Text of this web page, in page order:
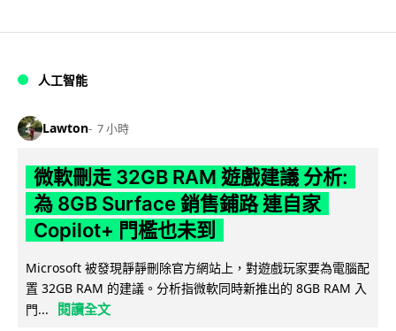
人工智能
Lawton 7 小時
微軟刪走 32GB RAM 遊戲建議 分析:
為 8GB Surface 銷售鋪路 連自家
Copilot+ 門檻也未到
Microsoft 被發現靜靜刪除官方網站上，對遊戲玩家要為電腦配
置 32GB RAM 的建議。分析指微軟同時新推出的 8GB RAM 入
門...
閱讀全文